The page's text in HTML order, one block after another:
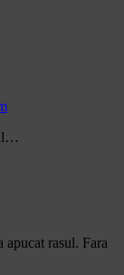
rasul. Fara